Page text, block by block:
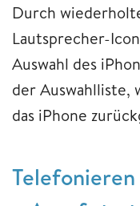
Durch
Lautsprecher-
Auswahl des
der Auswahlliste,
das iPhone